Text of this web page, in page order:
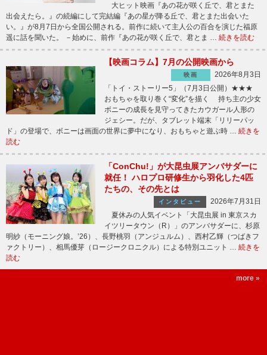
大ヒット映画『あの花が咲く丘で、君とまた
出会えたら。』の続編にして完結編『あの星が降る丘で、君とまた出会いた
い。』が8月7日から全国公開される。前作に続いて主人公の百合を演じた福原
遥に話を聞いた。 －始めに、前作『あの花が咲く丘で、君とま … 続きを読む
【映画コラム】7月の公開映画から
映画
2026年8月3日
「トイ・ストーリー5」（7月3日公開）★★★
おもちゃを取り巻く“変化”を描く 持ち主の少女
ボニーの成長を見守ってきたカウガール人形の
ジェシー。だが、タブレット端末「リリーパッ
ド」の登場で、ボニーは画面の世界に夢中になり、おもちゃと遊ぶ時 … 続きを
読む
「ConChu!」が大昆虫展アンバサダーに
就任！ ハロプロ研修生から羽化した4匹
たちの、その先とは
インタビュー
2026年7月31日
夏休みの人気イベント「大昆虫展 in 東京スカ
イツリータウン（R）」のアンバサダーに、杉原
明紗（モーニング娘。’26）、長野桃羽（アンジュルム）、西村乙輝（つばきフ
ァクトリー）、相馬優芽（ロージークロニクル）による特別ユニット … 続きを
読む
more »